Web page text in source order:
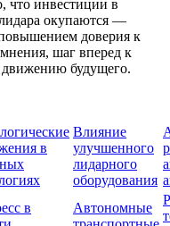
что инвестиции в
окупаются —
доверия к
шаг вперед к
движению будущего.
в
Влияние
улучшенного
лидарного
оборудования
в
Автономные